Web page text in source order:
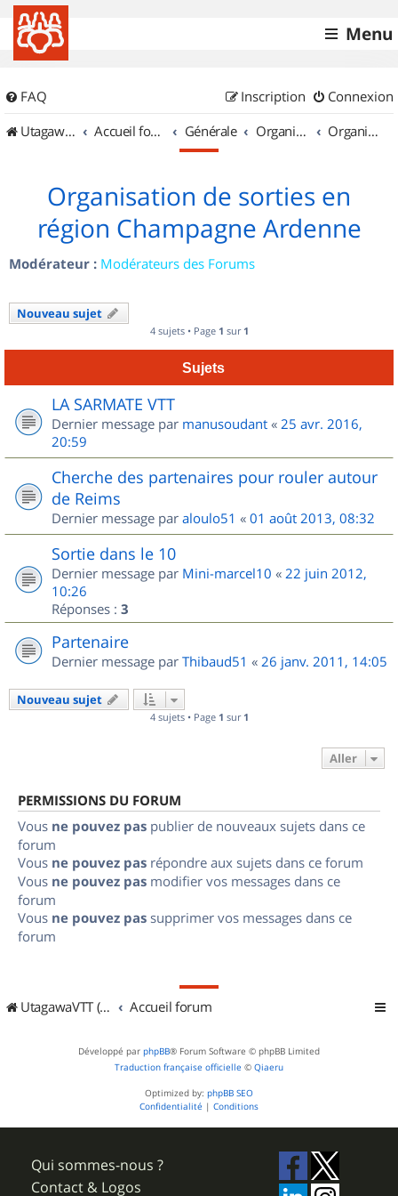
Menu
FAQ Connexion
Inscription
UtagawaVTT (Randos VTT et VTTAE avec traces GPS)
Accueil forum Générale Organisation de sorties & Recherche de partenaires Organisation de sorties en région Champagne Ardenne
Organisation de sorties en
région Champagne Ardenne
Modérateur : Modérateurs des Forums
Nouveau sujet
4 sujets • Page 1 sur 1
Sujets
LA SARMATE VTT
Dernier message par manusoudant « 25 avr. 2016,
20:59
Cherche des partenaires pour rouler autour
de Reims
Dernier message par aloulo51 « 01 août 2013, 08:32
Sortie dans le 10
Dernier message par Mini-marcel10 « 22 juin 2012,
10:26
Réponses : 3
Partenaire
Dernier message par Thibaud51 « 26 janv. 2011, 14:05
Nouveau sujet
4 sujets • Page 1 sur 1
Aller
PERMISSIONS DU FORUM
Vous ne pouvez pas publier de nouveaux sujets dans ce
forum
Vous ne pouvez pas répondre aux sujets dans ce forum
Vous ne pouvez pas modifier vos messages dans ce
forum
Vous ne pouvez pas supprimer vos messages dans ce
forum
UtagawaVTT (Randos VTT et VTTAE avec traces GPS) Accueil forum
Développé par phpBB® Forum Software © phpBB Limited
Traduction française officielle © Qiaeru
Optimized by: phpBB SEO
Confidentialité | Conditions
Qui sommes-nous ?
Contact & Logos